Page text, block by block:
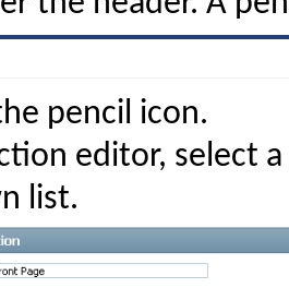
pencil icon.
editor, select
list.